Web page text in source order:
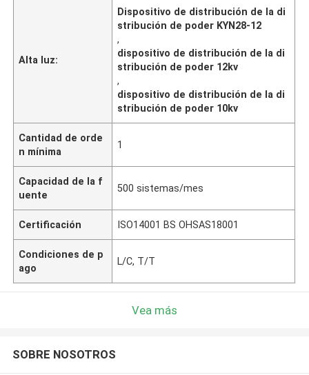
Alta luz:
Dispositivo de distribución de la di
stribución de poder KYN28-12
,
dispositivo de distribución de la di
stribución de poder 12kv
,
dispositivo de distribución de la di
stribución de poder 10kv
Cantidad de orde
n mínima
1
Capacidad de la f
uente
500 sistemas/mes
Certificación ISO14001 BS OHSAS18001
Condiciones de p
ago
L/C, T/T
Vea más
SOBRE NOSOTROS